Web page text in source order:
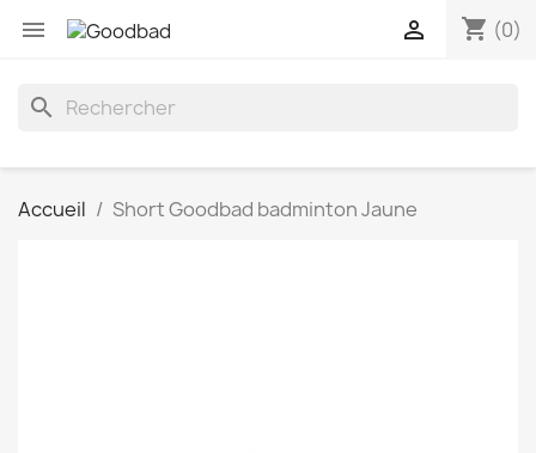
 shopping_cart (0)

search
Accueil Short Goodbad badminton Jaune